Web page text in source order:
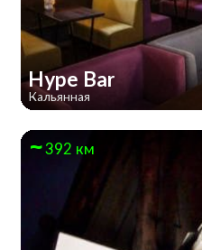
Hype Bar
Кальянная
392 км